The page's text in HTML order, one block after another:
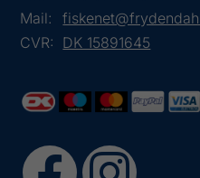
Mail:
CVR: DK 15891645